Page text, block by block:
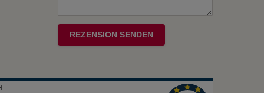
REZENSION SENDEN